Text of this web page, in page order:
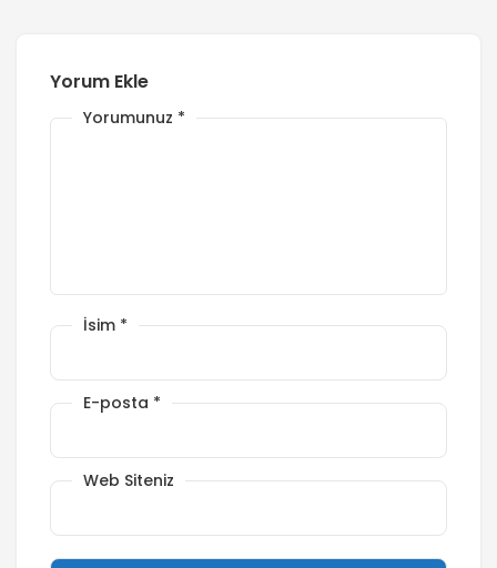
Yorum Ekle
Yorumunuz *
İsim *
E-posta *
Web Siteniz